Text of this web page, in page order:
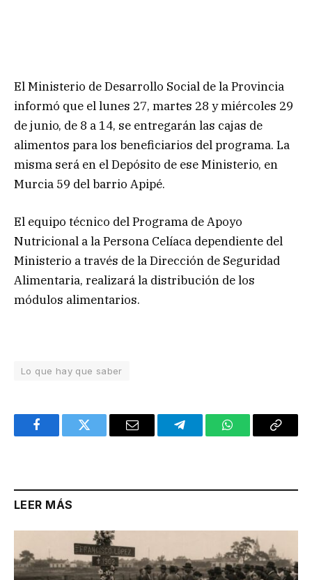
El Ministerio de Desarrollo Social de la Provincia
informó que el lunes 27, martes 28 y miércoles 29
de junio, de 8 a 14, se entregarán las cajas de
alimentos para los beneficiarios del programa. La
misma será en el Depósito de ese Ministerio, en
Murcia 59 del barrio Apipé.
El equipo técnico del Programa de Apoyo
Nutricional a la Persona Celíaca dependiente del
Ministerio a través de la Dirección de Seguridad
Alimentaria, realizará la distribución de los
módulos alimentarios.
Lo que hay que saber
FacebookTwitter Email TelegramWhatsAppCopy
LEER MÁS